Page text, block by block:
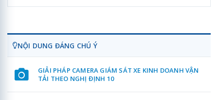
NỘI DUNG ĐÁNG CHÚ Ý
GIẢI PHÁP CAMERA GIÁM SÁT XE KINH DOANH VẬN
TẢI THEO NGHỊ ĐỊNH 10